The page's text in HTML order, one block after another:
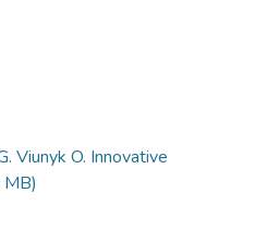
Viunyk O. Innovative